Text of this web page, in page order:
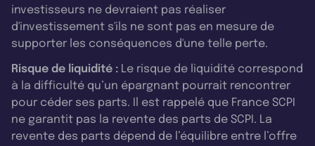
investisseurs ne devraient pas réaliser
d'investissement s'ils ne sont pas en mesure de
supporter les conséquences d'une telle perte.
Risque de liquidité : Le risque de liquidité correspond
à la difficulté qu’un épargnant pourrait rencontrer
pour céder ses parts. Il est rappelé que France SCPI
ne garantit pas la revente des parts de SCPI. La
revente des parts dépend de l’équilibre entre l’offre